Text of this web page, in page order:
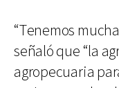
“Tenemos
señaló que “la
agropecuaria